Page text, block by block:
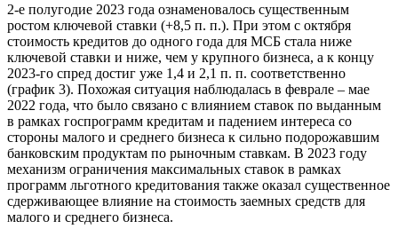
2-е полугодие 2023 года ознаменовалось существенным
ростом ключевой ставки (+8,5 п. п.). При этом с октября
стоимость кредитов до одного года для МСБ стала ниже
ключевой ставки и ниже, чем у крупного бизнеса, а к концу
2023-го спред достиг уже 1,4 и 2,1 п. п. соответственно
(график 3). Похожая ситуация наблюдалась в феврале – мае
2022 года, что было связано с влиянием ставок по выданным
в рамках госпрограмм кредитам и падением интереса со
стороны малого и среднего бизнеса к сильно подорожавшим
банковским продуктам по рыночным ставкам. В 2023 году
механизм ограничения максимальных ставок в рамках
программ льготного кредитования также оказал существенное
сдерживающее влияние на стоимость заемных средств для
малого и среднего бизнеса.